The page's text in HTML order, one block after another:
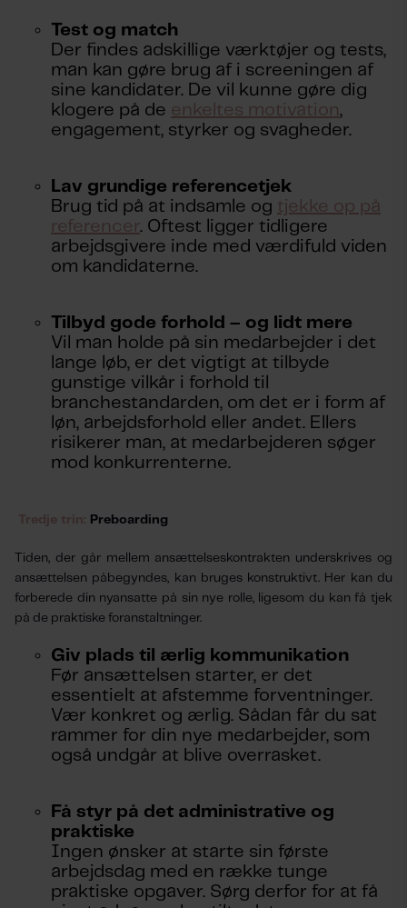
Test og match
Der findes adskillige værktøjer og tests,
man kan gøre brug af i screeningen af
sine kandidater. De vil kunne gøre dig
klogere på de enkeltes motivation,
engagement, styrker og svagheder.
Lav grundige referencetjek
Brug tid på at indsamle og tjekke op på
referencer. Oftest ligger tidligere
arbejdsgivere inde med værdifuld viden
om kandidaterne.
Tilbyd gode forhold – og lidt mere
Vil man holde på sin medarbejder i det
lange løb, er det vigtigt at tilbyde
gunstige vilkår i forhold til
branchestandarden, om det er i form af
løn, arbejdsforhold eller andet. Ellers
risikerer man, at medarbejderen søger
mod konkurrenterne.
Tredje trin: Preboarding
Tiden, der går mellem ansættelseskontrakten underskrives og
ansættelsen påbegyndes, kan bruges konstruktivt. Her kan du
forberede din nyansatte på sin nye rolle, ligesom du kan få tjek
på de praktiske foranstaltninger.
Giv plads til ærlig kommunikation
Før ansættelsen starter, er det
essentielt at afstemme forventninger.
Vær konkret og ærlig. Sådan får du sat
rammer for din nye medarbejder, som
også undgår at blive overrasket.
Få styr på det administrative og
praktiske
Ingen ønsker at starte sin første
arbejdsdag med en række tunge
praktiske opgaver. Sørg derfor for at få